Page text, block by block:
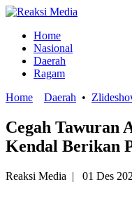
Home
Nasional
Daerah
Ragam
Home
Daerah •
Cegah Tawuran
Kendal Berikan
Reaksi Media | 01 Des